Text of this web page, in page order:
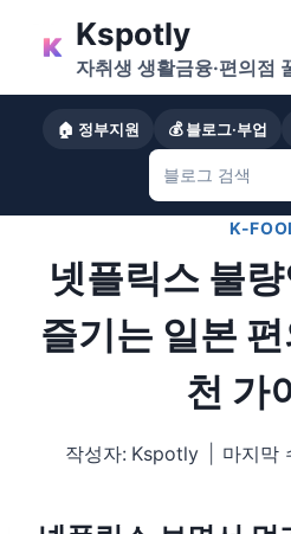
content
Kspotly
자취생 생활금융·편의점
🏠 정부지원 💰 블로그·부업
K-
넷플릭스 불
즐기는 일본
천 가
작성자: Kspotly 마지막